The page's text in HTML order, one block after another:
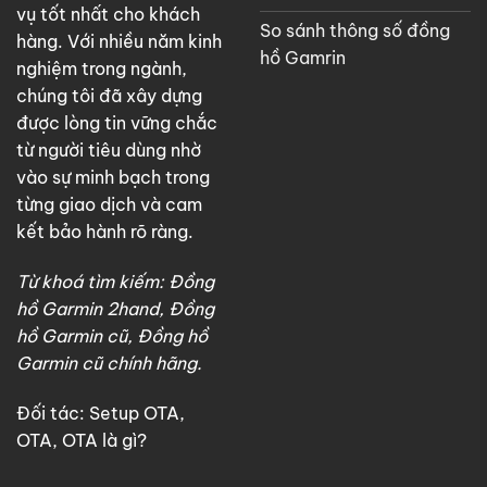
vụ tốt nhất cho khách
hàng. Với nhiều năm kinh
nghiệm trong ngành,
chúng tôi đã xây dựng
được lòng tin vững chắc
từ người tiêu dùng nhờ
vào sự minh bạch trong
từng giao dịch và cam
kết bảo hành rõ ràng.
Từ khoá tìm kiếm: Đồng
hồ Garmin 2hand, Đồng
hồ Garmin cũ, Đồng hồ
Garmin cũ chính hãng.
Đối tác: Setup OTA,
OTA, OTA là gì?
So sánh thông số đồng
hồ Gamrin